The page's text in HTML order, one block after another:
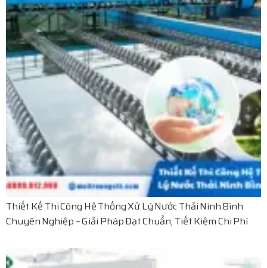
Thiết Kế Thi Công Hệ Thống Xử Lý Nước Thải Ninh Bình
Chuyên Nghiệp – Giải Pháp Đạt Chuẩn, Tiết Kiệm Chi Phí